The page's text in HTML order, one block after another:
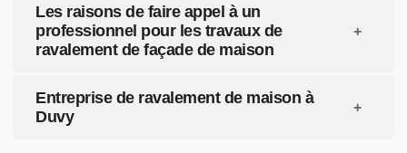
Les raisons de faire appel à un
professionnel pour les travaux de
ravalement de façade de maison
Entreprise de ravalement de maison à
Duvy